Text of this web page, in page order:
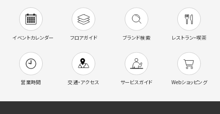
イベントカレンダー フロアガイド ブランド検索 レストラン・喫茶
営業時間 交通・アクセス サービスガイド Webショッピング